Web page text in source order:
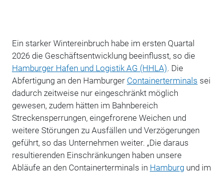
Ein starker Wintereinbruch habe im ersten Quartal
2026 die Geschäftsentwicklung beeinflusst, so die
Hamburger Hafen und Logistik AG (HHLA). Die
Abfertigung an den Hamburger Containerterminals sei
dadurch zeitweise nur eingeschränkt möglich
gewesen, zudem hätten im Bahnbereich
Streckensperrungen, eingefrorene Weichen und
weitere Störungen zu Ausfällen und Verzögerungen
geführt, so das Unternehmen weiter. „Die daraus
resultierenden Einschränkungen haben unsere
Abläufe an den Containerterminals in Hamburgund im